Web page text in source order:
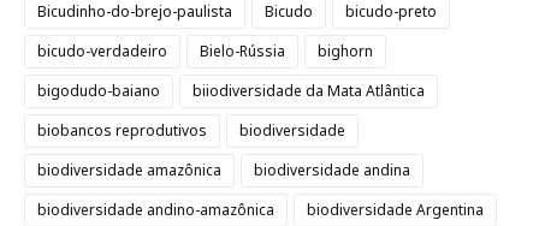
Bicudinho-do-brejo-paulista
Bicudo
bicudo-preto
bicudo-verdadeiro
Bielo-Rússia
bighorn
bigodudo-baiano
biiodiversidade da Mata Atlântica
biobancos reprodutivos
biodiversidade
biodiversidade amazônica
biodiversidade andina
biodiversidade andino-amazônica
biodiversidade Argentina